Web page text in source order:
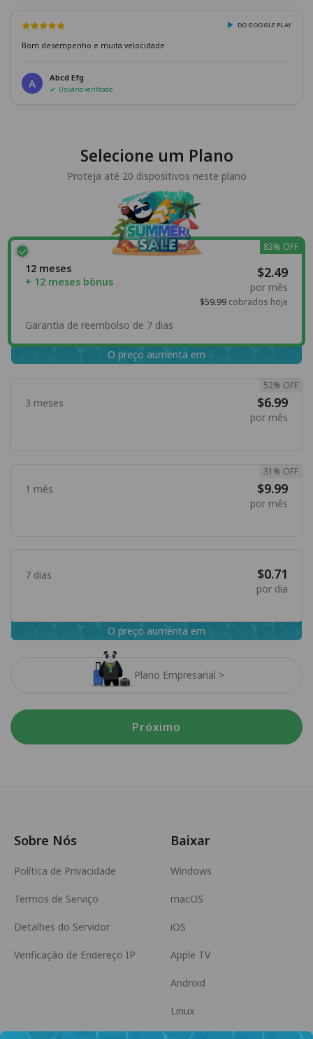
DO GOOGLE PLAY
Bom desempenho e muita velocidade
A Abcd Efg
Usuário verificado
Selecione um Plano
Proteja até 20 dispositivos neste plano
Plano Empresarial >
12 meses
+ 12 meses bônus
$2.49
por mês
$59.99 cobrados hoje
83% OFF
Garantia de reembolso de 7 dias
O preço aumenta em
3 meses $6.99
por mês
52% OFF
1 mês $9.99
por mês
31% OFF
7 dias $0.71
por dia
O preço aumenta em
Próximo
Sobre Nós
Política de Privacidade
Termos de Serviço
Detalhes do Servidor
Verificação de Endereço IP
Baixar
Windows
macOS
iOS
Apple TV
Android
Linux